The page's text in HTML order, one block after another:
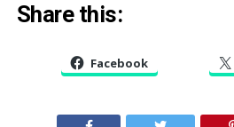
Share this:
Facebook